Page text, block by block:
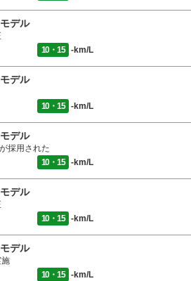
デル
10・15 -km/L
デル
10・15 -km/L
デル
採用された
10・15 -km/L
デル
10・15 -km/L
デル
10・15 -km/L